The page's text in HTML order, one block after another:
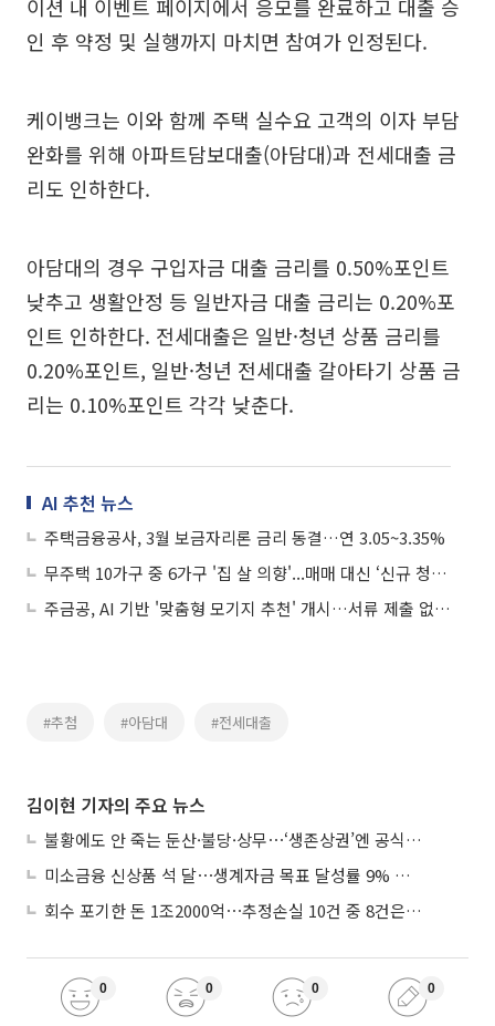
이션 내 이벤트 페이지에서 응모를 완료하고 대출 승
인 후 약정 및 실행까지 마치면 참여가 인정된다.
케이뱅크는 이와 함께 주택 실수요 고객의 이자 부담
완화를 위해 아파트담보대출(아담대)과 전세대출 금
리도 인하한다.
아담대의 경우 구입자금 대출 금리를 0.50%포인트
낮추고 생활안정 등 일반자금 대출 금리는 0.20%포
인트 인하한다. 전세대출은 일반·청년 상품 금리를
0.20%포인트, 일반·청년 전세대출 갈아타기 상품 금
리는 0.10%포인트 각각 낮춘다.
AI 추천 뉴스
주택금융공사, 3월 보금자리론 금리 동결…연 3.05~3.35%
무주택 10가구 중 6가구 '집 살 의향'...매매 대신 ‘신규 청약’ 선호
주금공, AI 기반 '맞춤형 모기지 추천' 개시…서류 제출 없이 이용
#추첨 #아담대 #전세대출
김이현 기자의 주요 뉴스
불황에도 안 죽는 둔산·불당·상무⋯‘생존상권’엔 공식 있었다
미소금융 신상품 석 달⋯생계자금 목표 달성률 9% 그쳐
회수 포기한 돈 1조2000억⋯추정손실 10건 중 8건은 기업대출
0 0 0 0